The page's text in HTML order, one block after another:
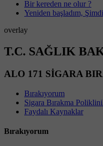
Bir kereden ne olur ?
Yeniden başladım,
overlay
T.C. SAĞLIK
ALO 171 SİGARA
Bırakıyorum
Sigara Bırakma
Faydalı Kaynaklar
Bırakıyorum